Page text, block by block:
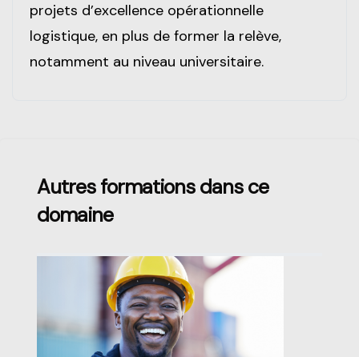
projets d’excellence opérationnelle
logistique, en plus de former la relève,
notamment au niveau universitaire.
Autres formations dans ce
domaine